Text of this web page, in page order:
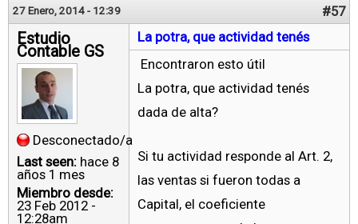
27 Enero, 2014 - 12:39 #57
Estudio
Contable GS
Desconectado/a
Last seen: hace 8
años 1 mes
Miembro desde:
23 Feb 2012 -
12:28am
La potra, que actividad tenés
Encontraron esto útil
La potra, que actividad tenés
dada de alta?
Si tu actividad responde al Art. 2,
las ventas si fueron todas a
Capital, el coeficiente